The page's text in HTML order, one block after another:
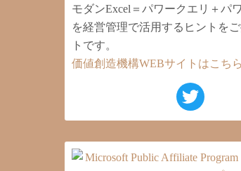
モダンExcel＝パワークエリ＋パ
を経営管理で活用するヒントを
トです。
価値創造機構WEBサイトはこちら